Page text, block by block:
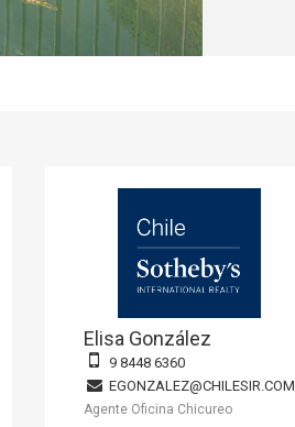
Elisa González
9 8448 6360
EGONZALEZ@CHILESIR.COM
Agente Oficina Chicureo